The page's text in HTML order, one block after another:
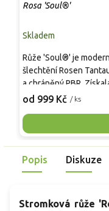
Rosa 'Soul®'
Skladem
od 999 Kč / ks
Růže 'Soul®' je
šlechtění Rosen
a chráněný PBR.
omezenou potřebou
karmínových tónech,
5. Keř dorůstá asi
listy a běžnými trny.
pozadí trvalek i jako
levandulí a šantou.
Popis Diskuze
Stromková růže